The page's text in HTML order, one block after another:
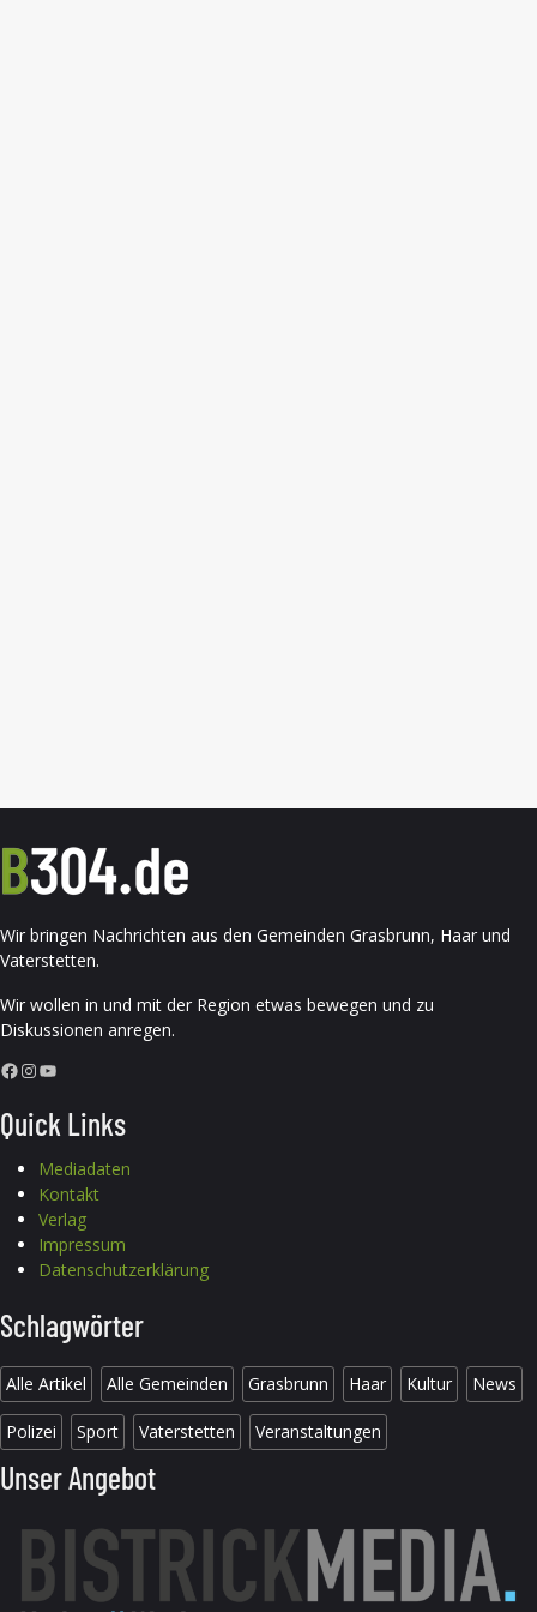
Wir bringen Nachrichten aus den Gemeinden Grasbrunn, Haar und
Vaterstetten.
Wir wollen in und mit der Region etwas bewegen und zu
Diskussionen anregen.
Facebook InstagramYouTube
Quick Links
Mediadaten
Kontakt
Verlag
Impressum
Datenschutzerklärung
Schlagwörter
Alle Artikel Alle Gemeinden Grasbrunn Haar Kultur News
Polizei Sport Vaterstetten Veranstaltungen
Unser Angebot